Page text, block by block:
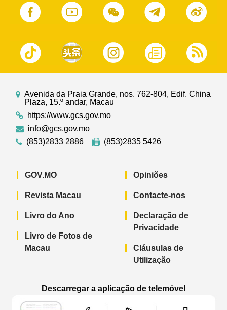
Avenida da Praia Grande, nos. 762-804, Edif. China
Plaza, 15.º andar, Macau
https://www.gcs.gov.mo
info@gcs.gov.mo
(853)2833 2886
(853)2835 5426
GOV.MO
Revista Macau
Livro do Ano
Livro de Fotos de
Macau
Opiniões
Contacte-nos
Declaração de
Privacidade
Cláusulas de
Utilização
Descarregar a aplicação de telemóvel